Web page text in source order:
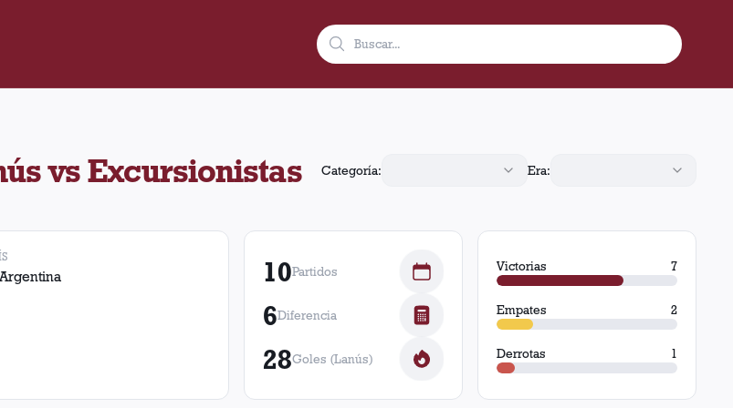
vs Excursionistas Categoría: Era:
Argentina 10Partidos
6Diferencia
28Goles (Lanús)
Victorias 7
Empates 2
Derrotas 1